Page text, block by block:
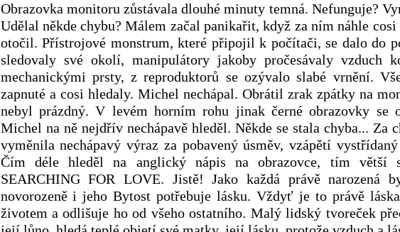
Obrazovka monitoru zůstávala dlouhé minuty temná. Nefunguje?
Udělal někde chybu? Málem začal panikařit, když za ním náhle
otočil. Přístrojové monstrum, které připojil k počítači, se dalo do
sledovaly své okolí, manipulátory jakoby pročesávaly vzduch
mechanickými prsty, z reproduktorů se ozývalo slabé vrnění.
zapnuté a cosi hledaly. Michel nechápal. Obrátil zrak zpátky na
nebyl prázdný. V levém horním rohu jinak černé obrazovky se
Michel na ně nejdřív nechápavě hleděl. Někde se stala chyba... Za
vyměnila nechápavý výraz za pobavený úsměv, vzápětí
Čím déle hleděl na anglický nápis na obrazovce, tím větší
SEARCHING FOR LOVE. Jistě! Jako každá právě narozená
novorozeně i jeho Bytost potřebuje lásku. Vždyť je to právě
životem a odlišuje ho od všeho ostatního. Malý lidský tvoreček